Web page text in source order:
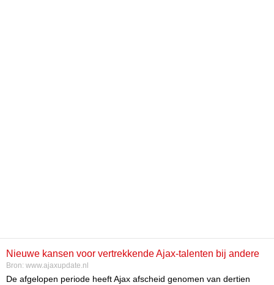
Nieuwe kansen voor vertrekkende Ajax-talenten bij andere
clubs
Bron: www.ajaxupdate.nl
De afgelopen periode heeft Ajax afscheid genomen van dertien